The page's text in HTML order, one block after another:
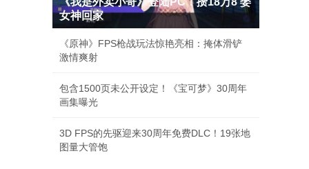
女神回家
《原神》FPS枪战玩法惊艳亮相：掩体滑铲
激情爽射
包含1500页未公开设定！《宝可梦》30周年
画集曝光
3D FPS的先驱迎来30周年免费DLC！19张地
图量大管饱